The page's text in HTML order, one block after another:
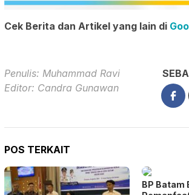
Cek Berita dan Artikel yang lain di
Penulis: Muhammad Ravi
Editor: Candra Gunawan
POS TERKAIT
BP Batam